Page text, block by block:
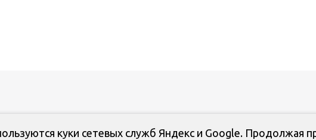
куки сетевых служб Яндекс и Google. Продолжая